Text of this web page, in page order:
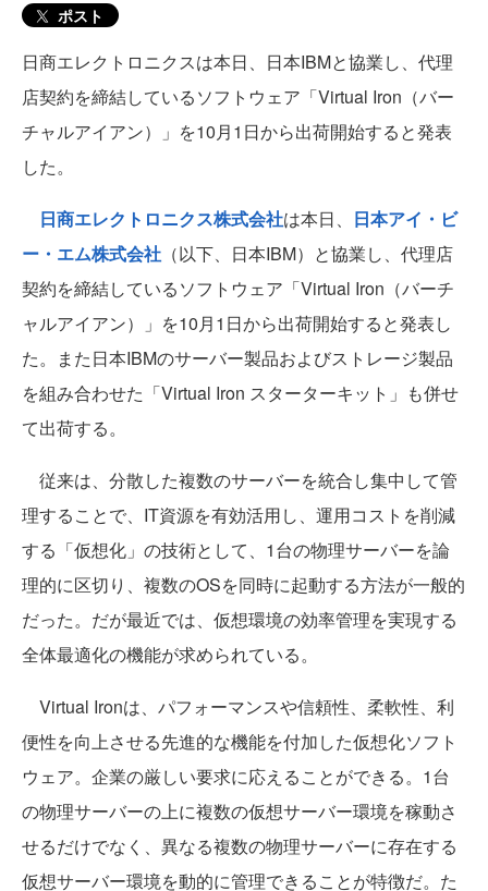
ポスト
日商エレクトロニクスは本日、日本IBMと協業し、代理
店契約を締結しているソフトウェア「Virtual Iron（バー
チャルアイアン）」を10月1日から出荷開始すると発表
した。
日商エレクトロニクス株式会社は本日、 日本アイ・ビ
ー・エム株式会社 （以下、日本IBM）と協業し、代理店
契約を締結しているソフトウェア「Virtual Iron（バーチ
ャルアイアン）」を10月1日から出荷開始すると発表し
た。また日本IBMのサーバー製品およびストレージ製品
を組み合わせた「Virtual Iron スターターキット」も併せ
て出荷する。
従来は、分散した複数のサーバーを統合し集中して管
理することで、IT資源を有効活用し、運用コストを削減
する「仮想化」の技術として、1台の物理サーバーを論
理的に区切り、複数のOSを同時に起動する方法が一般的
だった。だが最近では、仮想環境の効率管理を実現する
全体最適化の機能が求められている。
Virtual Ironは、パフォーマンスや信頼性、柔軟性、利
便性を向上させる先進的な機能を付加した仮想化ソフト
ウェア。企業の厳しい要求に応えることができる。1台
の物理サーバーの上に複数の仮想サーバー環境を稼動さ
せるだけでなく、異なる複数の物理サーバーに存在する
仮想サーバー環境を動的に管理できることが特徴だ。た